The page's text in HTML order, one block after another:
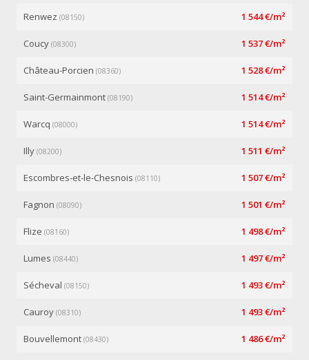
Renwez (08150) 1 544 €/m²
Coucy (08300) 1 537 €/m²
Château-Porcien (08360) 1 528 €/m²
Saint-Germainmont (08190) 1 514 €/m²
Warcq (08000) 1 514 €/m²
Illy (08200) 1 511 €/m²
Escombres-et-le-Chesnois (08110) 1 507 €/m²
Fagnon (08090) 1 501 €/m²
Flize (08160) 1 498 €/m²
Lumes (08440) 1 497 €/m²
Sécheval (08150) 1 493 €/m²
Cauroy (08310) 1 493 €/m²
Bouvellemont (08430) 1 486 €/m²